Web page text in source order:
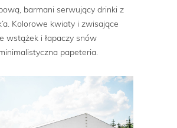
barmani serwujący drinki z
Kolorowe kwiaty i zwisające
wstążek i łapaczy snów
papeteria.